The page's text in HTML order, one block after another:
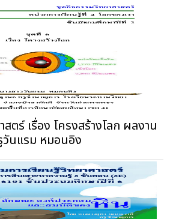
ตร์ เรื่อง โครงสร้างโลก ผลงาน
วันแรม หมอนอิง